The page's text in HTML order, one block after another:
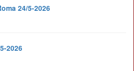
24/5-2026
2026